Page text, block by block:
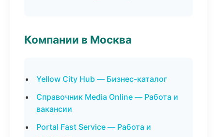
Компании в Москва
Yellow City Hub — Бизнес-каталог
Справочник Media Online — Работа и
вакансии
Portal Fast Service — Работа и